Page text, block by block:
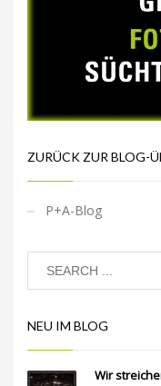
ZURÜCK ZUR BLOG-
P+A-Blog
NEU IM BLOG
Wir